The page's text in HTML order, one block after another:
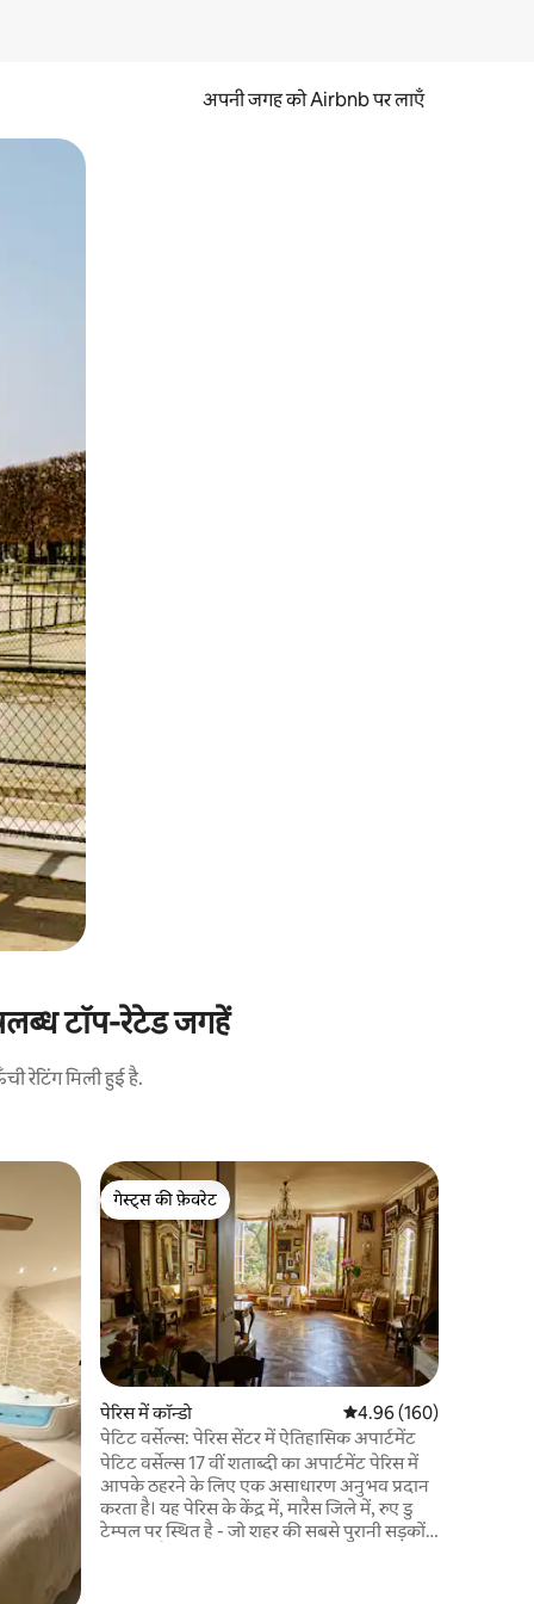
अपनी जगह को Airbnb पर लाएँ
टॉप-रेटेड जगहें
रेटिंग मिली हुई है.
गेस्ट्स की फ़ेवरेट
गेस्ट्स की फ़ेवरेट
पेरिस में कॉन्डो औसत रेटिंग 5 में से 4.96,
4.96 (160)
पेटिट वर्सेल्स: पेरिस सेंटर में ऐतिहासिक अपार्टमेंट
पेटिट वर्सेल्स 17 वीं शताब्दी का अपार्टमेंट पेरिस में
आपके ठहरने के लिए एक असाधारण अनुभव प्रदान
करता है। यह पेरिस के केंद्र में, मारैस जिले में, रुए डु
टेम्पल पर स्थित है - जो शहर की सबसे पुरानी सड़कों